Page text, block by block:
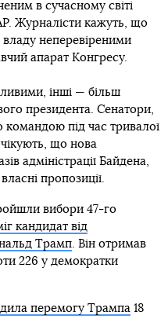
в сучасному світі
Журналісти кажуть, що
владу неперевіреними
апарат Конгресу.
інші — більш
президента. Сенатори,
під час тривалої
що нова
адміністрації Байдена,
пропозиції.
вибори 47-го
кандидат від
Трамп. Він отримав
226 у демократки
перемогу Трампа18